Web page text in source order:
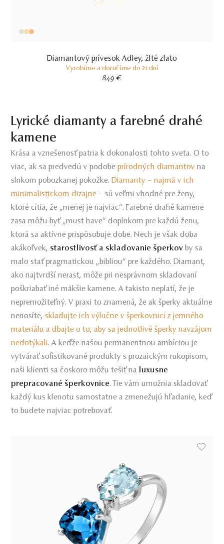
Diamantový prívesok Adley, žlté zlato
Vyrobíme a doručíme do 21 dní
849 €
Lyrické diamanty a farebné drahé
kamene
Krása a vznešenosť patria k dokonalosti tohto sveta. O to
viac, ak sa predvedú v podobeprírodných diamantov na
slnkom pobozkanej pokožke. Diamanty – najmä v ich
minimalistickom dizajne – sú veľmi vhodné pre ženy,
ktoré cítia, že „menej je najviac“. Farebné drahé kamene
zasa môžu byť „must have“ doplnkom pre každú ženu,
ktorá sa aktívne prispôsobuje dobe. Nech je však doba
akákoľvek, starostlivosť a skladovanie šperkov by sa
malo stať pragmatickou „bibliou“ pre každého. Diamant,
ako najtvrdší nerast, môže pri nesprávnom skladovaní
poškriabať iné mäkšie kamene. A takisto neplatí, že je
nepremožiteľný. V praxi to znamená, že ak šperky aktuálne
nenosíte,skladujte ich výlučne v šperkovnici z jemného
materiálu a dbajte o to, aby sa jednotlivé šperky navzájom
nedotýkali. A keďže našou permanentnou ambíciou je
vytvárať sofistikované produkty s prozaickým rukopisom,
naši klienti sa čoskoro môžu tešiť na
luxusne
prepracované šperkovnice. Tie vám umožnia skladovať
každý kus klenotu samostatne a zmenežujú hľadanie, keď
to budete najviac potrebovať.